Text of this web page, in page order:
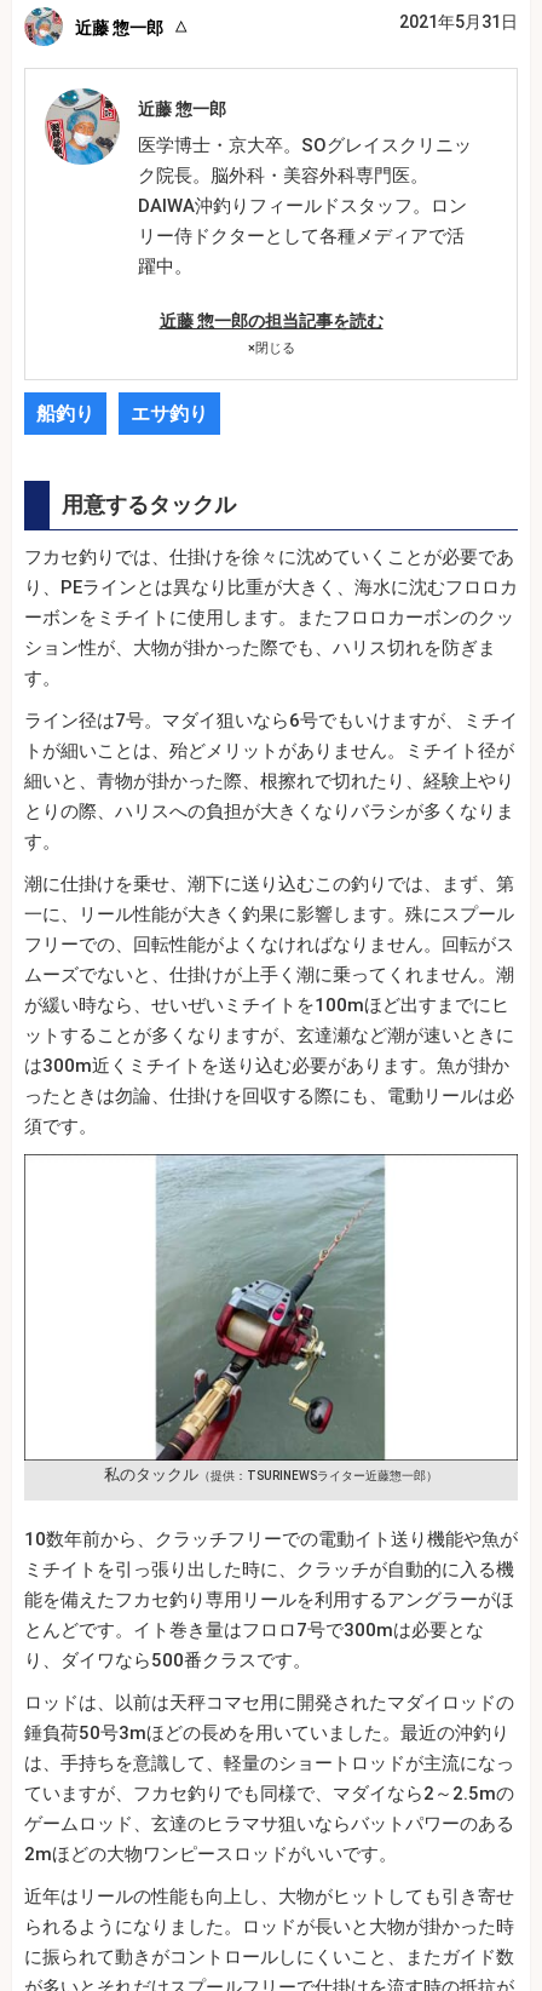
近藤 惣一郎 2021年5月31日
近藤 惣一郎
医学博士・京大卒。SOグレイスクリニッ
ク院長。脳外科・美容外科専門医。
DAIWA沖釣りフィールドスタッフ。ロン
リー侍ドクターとして各種メディアで活
躍中。
近藤 惣一郎の担当記事を読む
×閉じる
船釣り エサ釣り
用意するタックル
フカセ釣りでは、仕掛けを徐々に沈めていくことが必要であ
り、PEラインとは異なり比重が大きく、海水に沈むフロロカ
ーボンをミチイトに使用します。またフロロカーボンのクッ
ション性が、大物が掛かった際でも、ハリス切れを防ぎま
す。
ライン径は7号。マダイ狙いなら6号でもいけますが、ミチイ
トが細いことは、殆どメリットがありません。ミチイト径が
細いと、青物が掛かった際、根擦れで切れたり、経験上やり
とりの際、ハリスへの負担が大きくなりバラシが多くなりま
す。
潮に仕掛けを乗せ、潮下に送り込むこの釣りでは、まず、第
一に、リール性能が大きく釣果に影響します。殊にスプール
フリーでの、回転性能がよくなければなりません。回転がス
ムーズでないと、仕掛けが上手く潮に乗ってくれません。潮
が緩い時なら、せいぜいミチイトを100mほど出すまでにヒ
ットすることが多くなりますが、玄達瀬など潮が速いときに
は300m近くミチイトを送り込む必要があります。魚が掛か
ったときは勿論、仕掛けを回収する際にも、電動リールは必
須です。
私のタックル （提供：TSURINEWSライター近藤惣一郎）
10数年前から、クラッチフリーでの電動イト送り機能や魚が
ミチイトを引っ張り出した時に、クラッチが自動的に入る機
能を備えたフカセ釣り専用リールを利用するアングラーがほ
とんどです。イト巻き量はフロロ7号で300mは必要とな
り、ダイワなら500番クラスです。
ロッドは、以前は天秤コマセ用に開発されたマダイロッドの
錘負荷50号3mほどの長めを用いていました。最近の沖釣り
は、手持ちを意識して、軽量のショートロッドが主流になっ
ていますが、フカセ釣りでも同様で、マダイなら2～2.5mの
ゲームロッド、玄達のヒラマサ狙いならバットパワーのある
2mほどの大物ワンピースロッドがいいです。
近年はリールの性能も向上し、大物がヒットしても引き寄せ
られるようになりました。ロッドが長いと大物が掛かった時
に振られて動きがコントロールしにくいこと、またガイド数